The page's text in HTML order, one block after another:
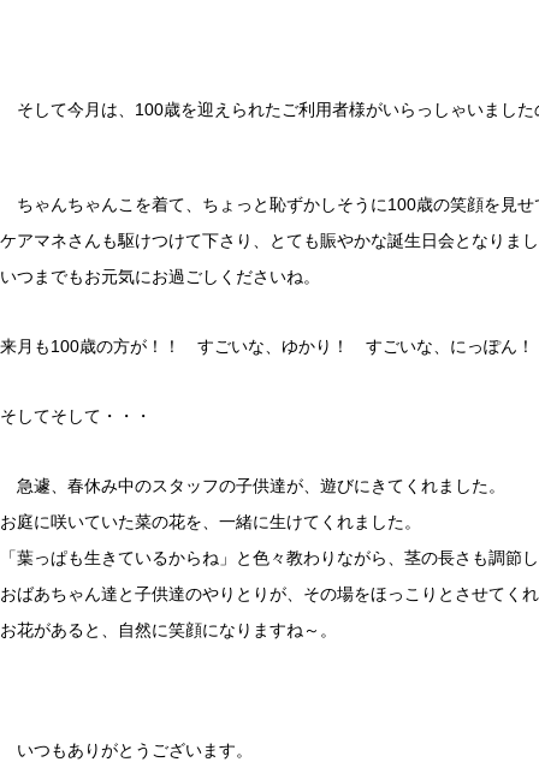
そして今月は、100歳を迎えられたご利用者様がいらっしゃいまし
ちゃんちゃんこを着て、ちょっと恥ずかしそうに100歳の笑顔を見せ
ケアマネさんも駆けつけて下さり、とても賑やかな誕生日会となりま
いつまでもお元気にお過ごしくださいね。
来月も100歳の方が！！ すごいな、ゆかり！ すごいな、にっぽん！
そしてそして・・・
急遽、春休み中のスタッフの子供達が、遊びにきてくれました。
お庭に咲いていた菜の花を、一緒に生けてくれました。
「葉っぱも生きているからね」と色々教わりながら、茎の長さも調節
おばあちゃん達と子供達のやりとりが、その場をほっこりとさせてく
お花があると、自然に笑顔になりますね～。
いつもありがとうございます。